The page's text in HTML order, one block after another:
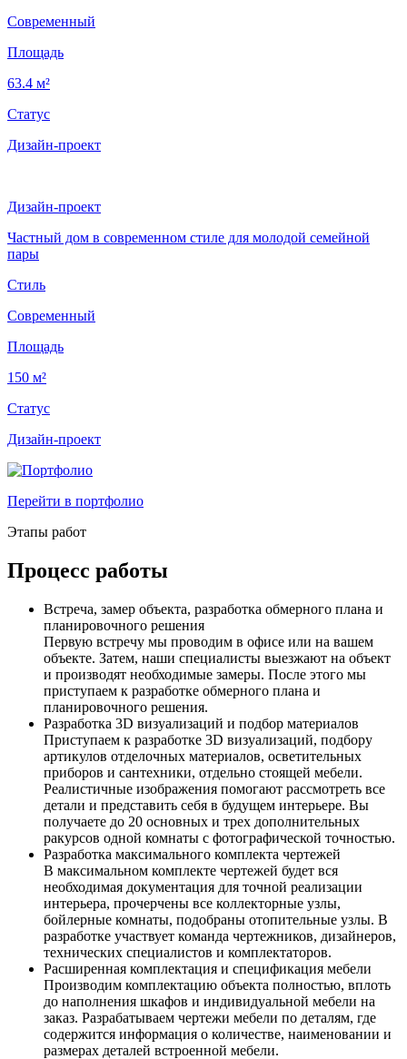
Современный
Площадь
63.4 м²
Статус
Дизайн-проект
Дизайн-проект
Частный дом в современном стиле для молодой семейной
пары
Стиль
Современный
Площадь
150 м²
Статус
Дизайн-проект
Перейти в портфолио
Этапы работ
Процесс работы
Встреча, замер объекта, разработка обмерного плана и
планировочного решения
Первую встречу мы проводим в офисе или на вашем
объекте. Затем, наши специалисты выезжают на объект
и производят необходимые замеры. После этого мы
приступаем к разработке обмерного плана и
планировочного решения.
Разработка 3D визуализаций и подбор материалов
Приступаем к разработке 3D визуализаций, подбору
артикулов отделочных материалов, осветительных
приборов и сантехники, отдельно стоящей мебели.
Реалистичные изображения помогают рассмотреть все
детали и представить себя в будущем интерьере. Вы
получаете до 20 основных и трех дополнительных
ракурсов одной комнаты с фотографической точностью.
Разработка максимального комплекта чертежей
В максимальном комплекте чертежей будет вся
необходимая документация для точной реализации
интерьера, прочерчены все коллекторные узлы,
бойлерные комнаты, подобраны отопительные узлы. В
разработке участвует команда чертежников, дизайнеров,
технических специалистов и комплектаторов.
Расширенная комплектация и спецификация мебели
Производим комплектацию объекта полностью, вплоть
до наполнения шкафов и индивидуальной мебели на
заказ. Разрабатываем чертежи мебели по деталям, где
содержится информация о количестве, наименовании и
размерах деталей встроенной мебели.